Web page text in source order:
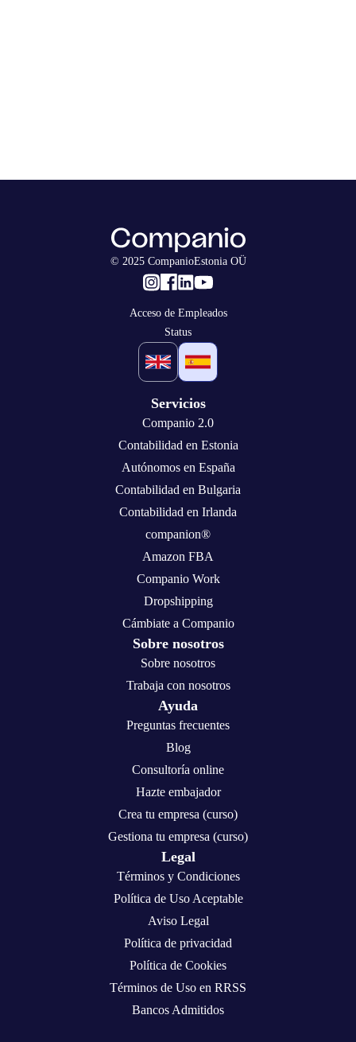
© 2025 CompanioEstonia OÜ
Acceso de Empleados
Status
Servicios
Companio 2.0
Contabilidad en Estonia
Autónomos en España
Contabilidad en Bulgaria
Contabilidad en Irlanda
companion®
Amazon FBA
Companio Work
Dropshipping
Cámbiate a Companio
Sobre nosotros
Sobre nosotros
Trabaja con nosotros
Ayuda
Preguntas frecuentes
Blog
Consultoría online
Hazte embajador
Crea tu empresa (curso)
Gestiona tu empresa (curso)
Legal
Términos y Condiciones
Política de Uso Aceptable
Aviso Legal
Política de privacidad
Política de Cookies
Términos de Uso en RRSS
Bancos Admitidos